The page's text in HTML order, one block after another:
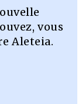
vous
Aleteia.